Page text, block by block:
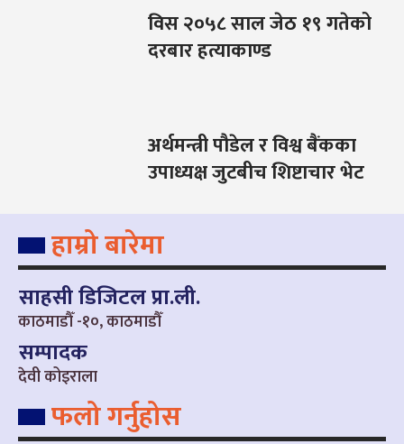
विस २०५८ साल जेठ १९ गतेको
दरबार हत्याकाण्ड
अर्थमन्त्री पौडेल र विश्व बैंकका
उपाध्यक्ष जुटबीच शिष्टाचार भेट
हाम्रो बारेमा
साहसी डिजिटल प्रा.ली.
काठमाडौँ -१०, काठमाडौँ
सम्पादक
देवी कोइराला
फलो गर्नुहोस